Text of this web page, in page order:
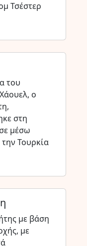
Τσέστερ
του
ο
στη
μέσω
Τουρκία
με βάση
με